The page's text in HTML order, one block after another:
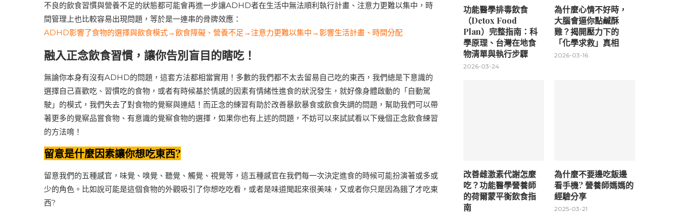
不良的飲食習慣與營養不足的狀態都可能會再進一步讓ADHD者在生活中無法順利執行計畫、注意力更難以集中，時
間管理上也比較容易出現問題，等於是一連串的骨牌效應：
ADHD影響了食物的選擇與飲食模式→飲食障礙、營養不足→注意力更難以集中→影響生活計畫、時間分配
融入正念飲食習慣，讓你告別盲目的瞎吃！
無論你本身有沒有ADHD的問題，這套方法都相當實用！多數的我們都不太去留易自己吃的東西，我們總是下意識的
選擇自己喜歡吃、習慣吃的食物，或者有時候基於情感的因素有情緒性進食的狀況發生，就好像身體啟動的「自動駕
駛」的模式，我們失去了對食物的覺察與連結！而正念的練習有助於改善暴飲暴食或飲食失調的問題，幫助我們可以帶
著更多的覺察品嘗食物、有意識的覺察食物的選擇，如果你也有上述的問題，不妨可以來試試看以下幾個正念飲食練習
的方法唷！
留意是什麼因素讓你想吃東西?
留意我們的五種感官，味覺、嗅覺、聽覺、觸覺、視覺等，這五種感官在我們每一次決定進食的時候可能扮演著或多或
少的角色。比如說可能是這個食物的外觀吸引了你想吃吃看，或者是味道聞起來很美味，又或者你只是因為餓了才吃東
西?
功能醫學排毒飲食
（Detox Food
Plan）完整指南：科
學原理、台灣在地食
物清單與執行步驟
2026-03-24
為什麼心情不好時，
大腦會逼你點鹹酥
雞？揭開壓力下的
「化學求救」真相
2026-03-16
改善雌激素代謝怎麼
吃？功能醫學營養師
的荷爾蒙平衡飲食指
南
為什麼不要邊吃飯邊
看手機? 營養師媽媽的
經驗分享
2025-03-21